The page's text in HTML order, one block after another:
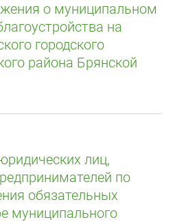
о муниципальном
на
городского
района Брянской
лиц,
по
обязательных
муниципального